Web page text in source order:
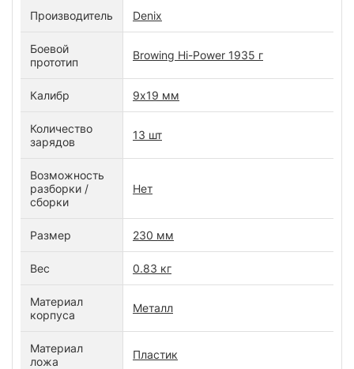
Производитель Denix
Боевой
прототип
Browing Hi-Power 1935 г
Калибр 9х19 мм
Количество
зарядов
13 шт
Возможность
разборки /
сборки
Нет
Размер 230 мм
Вес 0.83 кг
Материал
корпуса
Металл
Материал
ложа
Пластик